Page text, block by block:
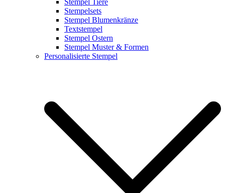
Stempel Tiere
Stempelsets
Stempel Blumenkränze
Textstempel
Stempel Ostern
Stempel Muster & Formen
Personalisierte Stempel